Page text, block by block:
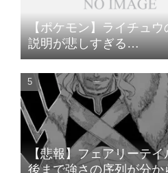
【ポケモン】ライチュウ
説明が悲しすぎる…
【悲報】フェアリーテイ
後まで強さの序列が分か